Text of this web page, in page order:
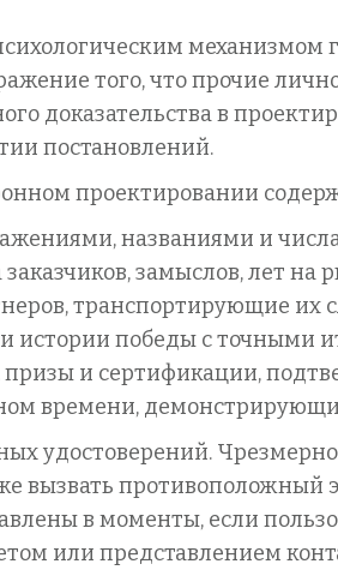
механизмом
того, что прочие
доказательства в
постановлений.
проектировании
названиями и
замыслов, лет
транспортирующие их
истории победы с точными
и сертификации,
времени,
удостоверений.
вызвать противоположный
в моменты, если
или представлением